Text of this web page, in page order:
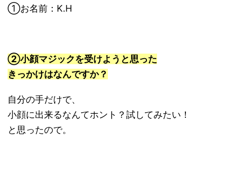
①お名前：K.H
②小顔マジックを受けようと思った
きっかけはなんですか？
自分の手だけで、
小顔に出来るなんてホント？試してみたい！
と思ったので。